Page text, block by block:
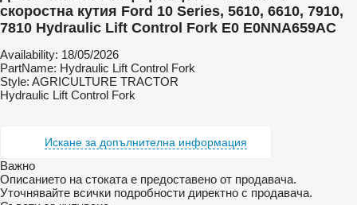
скоростна кутия Ford 10 Series, 5610, 6610, 7910,
7810 Hydraulic Lift Control Fork E0 E0NNA659AC
Availability: 18/05/2026
PartName: Hydraulic Lift Control Fork
Style: AGRICULTURE TRACTOR
Hydraulic Lift Control Fork
Искане за допълнителна информация
Важно
Описанието на стоката е предоставено от продавача.
Уточнявайте всички подробности директно с продавача.